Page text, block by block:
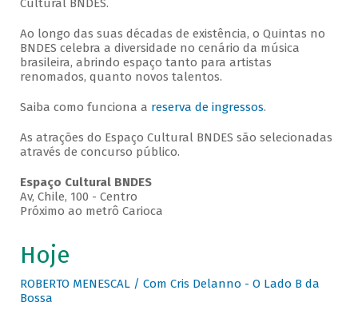
Cultural BNDES.
Ao longo das suas décadas de existência, o Quintas no
BNDES celebra a diversidade no cenário da música
brasileira, abrindo espaço tanto para artistas
renomados, quanto novos talentos.
Saiba como funciona a reserva de ingressos.
As atrações do Espaço Cultural BNDES são selecionadas
através de concurso público.
Espaço Cultural BNDES
Av, Chile, 100 - Centro
Próximo ao metrô Carioca
Hoje
ROBERTO MENESCAL / Com Cris Delanno - O Lado B da
Bossa